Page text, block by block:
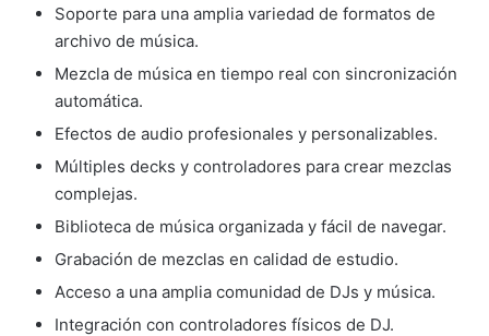
Soporte para una amplia variedad de formatos de
archivo de música.
Mezcla de música en tiempo real con sincronización
automática.
Efectos de audio profesionales y personalizables.
Múltiples decks y controladores para crear mezclas
complejas.
Biblioteca de música organizada y fácil de navegar.
Grabación de mezclas en calidad de estudio.
Acceso a una amplia comunidad de DJs y música.
Integración con controladores físicos de DJ.